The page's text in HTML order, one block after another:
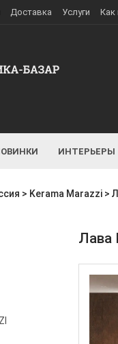
Доставка Услуги Как
ИНТЕРЬЕРЫ
> Kerama Marazzi >
Лава